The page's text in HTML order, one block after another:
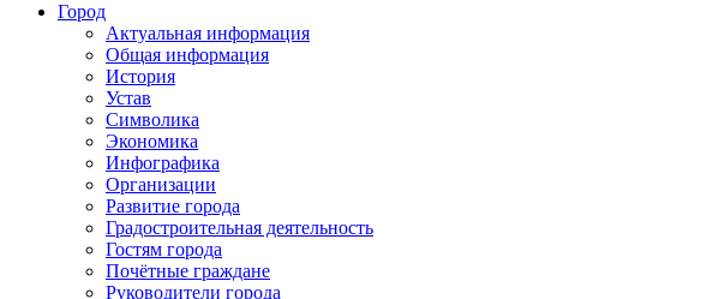
Город
Актуальная информация
Общая информация
История
Устав
Символика
Экономика
Инфографика
Организации
Развитие города
Градостроительная деятельность
Гостям города
Почётные граждане
Руководители города